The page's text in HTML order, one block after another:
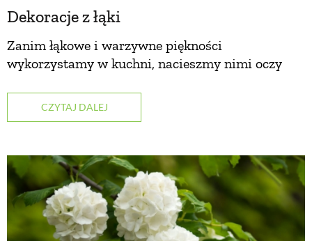
Dekoracje z łąki
Zanim łąkowe i warzywne piękności
wykorzystamy w kuchni, nacieszmy nimi oczy
CZYTAJ DALEJ
PRZYSTAWKI
ZUPY
DANIA GŁÓWNE
DODATKI
PRZETWORY